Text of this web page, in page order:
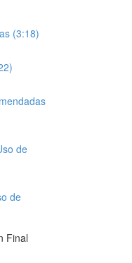
(3:18)
de
de
Final